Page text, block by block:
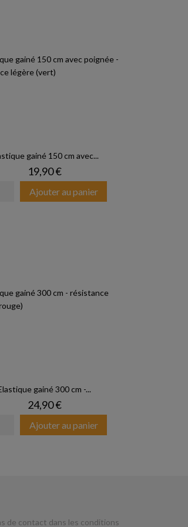
gainé 150 cm avec...
Prix
19,90 €
Ajouter au panier
gainé 300 cm -...
Prix
24,90 €
Ajouter au panier
de contact dans les conditions